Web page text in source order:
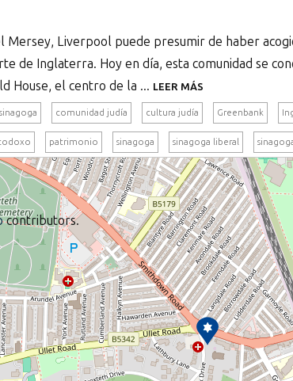
Mersey, Liverpool puede presumir de haber
de Inglaterra. Hoy en día, esta comunidad se
House, el centro de la ... LEER MÁS
comunidad judía cultura judía Greenbank
patrimonio sinagoga sinagoga liberal
contributors.